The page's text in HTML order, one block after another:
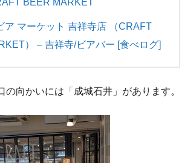
BEER MARKET
ア マーケット 吉祥寺店 （CRAFT
） – 吉祥寺/ビアバー [食べログ]
の向かいには「成城石井」があります。